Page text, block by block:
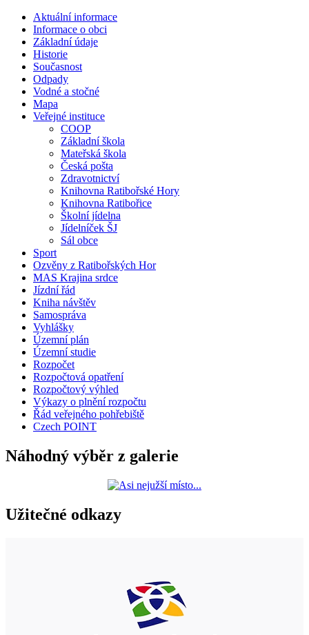
Aktuální informace
Informace o obci
Základní údaje
Historie
Současnost
Odpady
Vodné a stočné
Mapa
Veřejné instituce
COOP
Základní škola
Mateřská škola
Česká pošta
Zdravotnictví
Knihovna Ratibořské Hory
Knihovna Ratibořice
Školní jídelna
Jídelníček ŠJ
Sál obce
Sport
Ozvěny z Ratibořských Hor
MAS Krajina srdce
Jízdní řád
Kniha návštěv
Samospráva
Vyhlášky
Územní plán
Územní studie
Rozpočet
Rozpočtová opatření
Rozpočtový výhled
Výkazy o plnění rozpočtu
Řád veřejného pohřebiště
Czech POINT
Náhodný výběr z galerie
Užitečné odkazy